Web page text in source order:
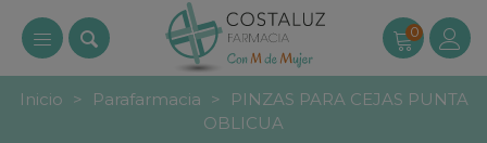
0
Inicio > Parafarmacia >
PINZAS PARA CEJAS PUNTA
OBLICUA